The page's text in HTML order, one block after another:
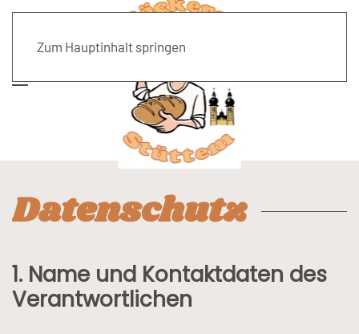
Zum Hauptinhalt springen
Datenschutz
1. Name und Kontaktdaten des
Verantwortlichen